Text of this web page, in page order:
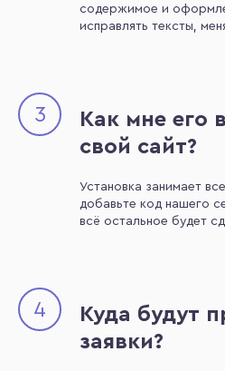
содержимое и
исправлять тексты,
3
Как мне его
свой сайт?
Установка занимает
добавьте код нашего
всё остальное будет
4
Куда будут
заявки?